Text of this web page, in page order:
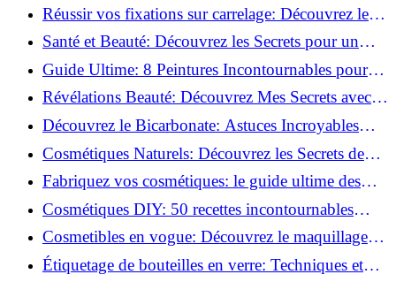
vertus du curcuma!
Réussir vos fixations sur carrelage: Découvrez les
astuces infaillibles !
Santé et Beauté: Découvrez les Secrets pour un
Bien-être Optimal!
Guide Ultime: 8 Peintures Incontournables pour
Bois Extérieurs!
Révélations Beauté: Découvrez Mes Secrets avec le
Thé Vert Matcha!
Découvrez le Bicarbonate: Astuces Incroyables
pour Votre Quotidien!
Cosmétiques Naturels: Découvrez les Secrets de
Beauté Éco-responsables!
Fabriquez vos cosmétiques: le guide ultime des
produits de beauté maison!
Cosmétiques DIY: 50 recettes incontournables
pour sublimer votre beauté naturelle!
Cosmetibles en vogue: Découvrez le maquillage
100% comestible!
Étiquetage de bouteilles en verre: Techniques et